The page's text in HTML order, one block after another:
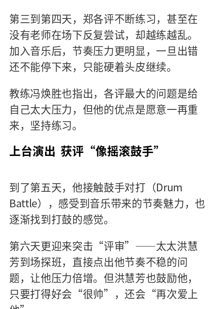
第三到第四天，郑各评不断练习，甚至在
没有老师在场下反复尝试，却越练越乱。
加入音乐后，节奏压力更明显，一旦出错
还不能停下来，只能硬着头皮继续。
教练冯焕胜也指出，各评最大的问题是给
自己太大压力，但他的优点是愿意一再重
来，坚持练习。
上台演出 获评“像摇滚鼓手”
到了第五天，他接触鼓手对打（Drum
Battle），感受到音乐带来的节奏魅力，也
逐渐找到打鼓的感觉。
第六天更迎来突击“评审”——太太洪慧
芳到场探班，直接点出他节奏不稳的问
题，让他压力倍增。但洪慧芳也鼓励他，
只要打得好会“很帅”，还会“再次爱上